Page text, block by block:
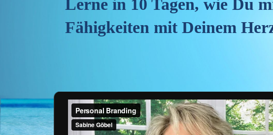
Lerne in 10 Tagen, wie Du
Fähigkeiten mit Deinem